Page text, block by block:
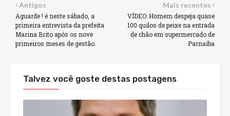
Mais recentes
VÍDEO: Homem despeja quase
100 quilos de peixe na entrada
de chão em supermercado de
Parnaíba
Antigos
Aguarde ! é neste sábado, a
primeira entrevista da prefeita
Marina Brito após os nove
primeiros meses de gestão.
Talvez você goste destas postagens